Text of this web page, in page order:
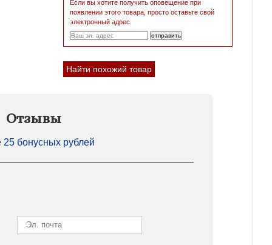
Если вы хотите получить оповещение при
появлении этого товара, просто оставьте свой
электронный адрес.
Найти похожий товар
Отзывы
25 бонусных рублей